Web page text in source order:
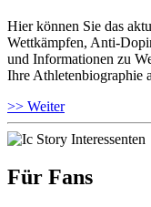
Hier können Sie das
Wettkämpfen, Anti-
und Informationen zu
Ihre Athletenbiographie
>> Weiter
Für Fans